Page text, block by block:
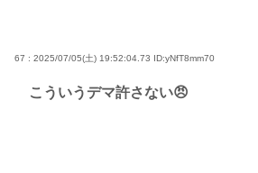
67 : 2025/07/05(土) 19:52:04.73 ID:yNfT8mm70
こういうデマ許さない😠